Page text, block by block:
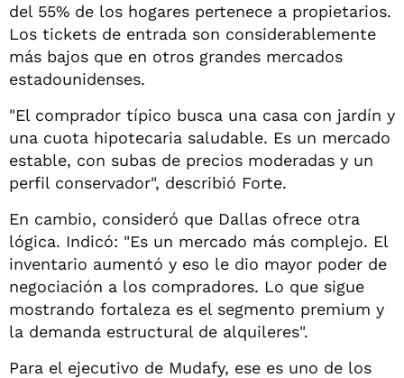
del 55% de los hogares pertenece a propietarios.
Los tickets de entrada son considerablemente
más bajos que en otros grandes mercados
estadounidenses.
"El comprador típico busca una casa con jardín y
una cuota hipotecaria saludable. Es un mercado
estable, con subas de precios moderadas y un
perfil conservador", describió Forte.
En cambio, consideró que Dallas ofrece otra
lógica. Indicó: "Es un mercado más complejo. El
inventario aumentó y eso le dio mayor poder de
negociación a los compradores. Lo que sigue
mostrando fortaleza es el segmento premium y
la demanda estructural de alquileres".
Para el ejecutivo de Mudafy, ese es uno de los